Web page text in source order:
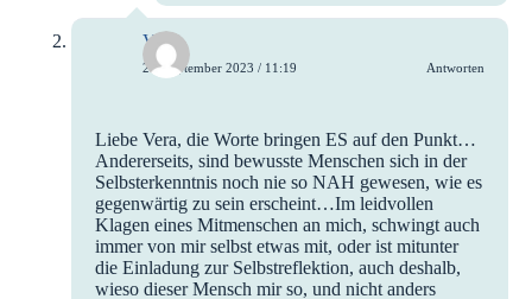
Viola
26. September 2023 / 11:19 Antworten
Liebe Vera, die Worte bringen ES auf den Punkt…
Andererseits, sind bewusste Menschen sich in der
Selbsterkenntnis noch nie so NAH gewesen, wie es
gegenwärtig zu sein erscheint…Im leidvollen
Klagen eines Mitmenschen an mich, schwingt auch
immer von mir selbst etwas mit, oder ist mitunter
die Einladung zur Selbstreflektion, auch deshalb,
wieso dieser Mensch mir so, und nicht anders